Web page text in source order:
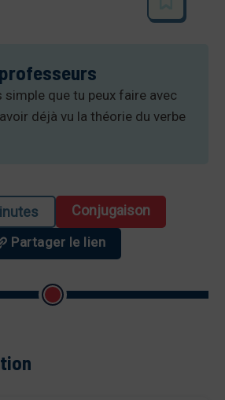
simple que tu peux faire avec
déjà vu la théorie du verbe
Conjugaison
Partager le lien